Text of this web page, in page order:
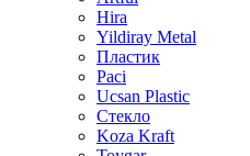
Hira
Yildiray Metal
Пластик
Paci
Ucsan Plastic
Стекло
Koza Kraft